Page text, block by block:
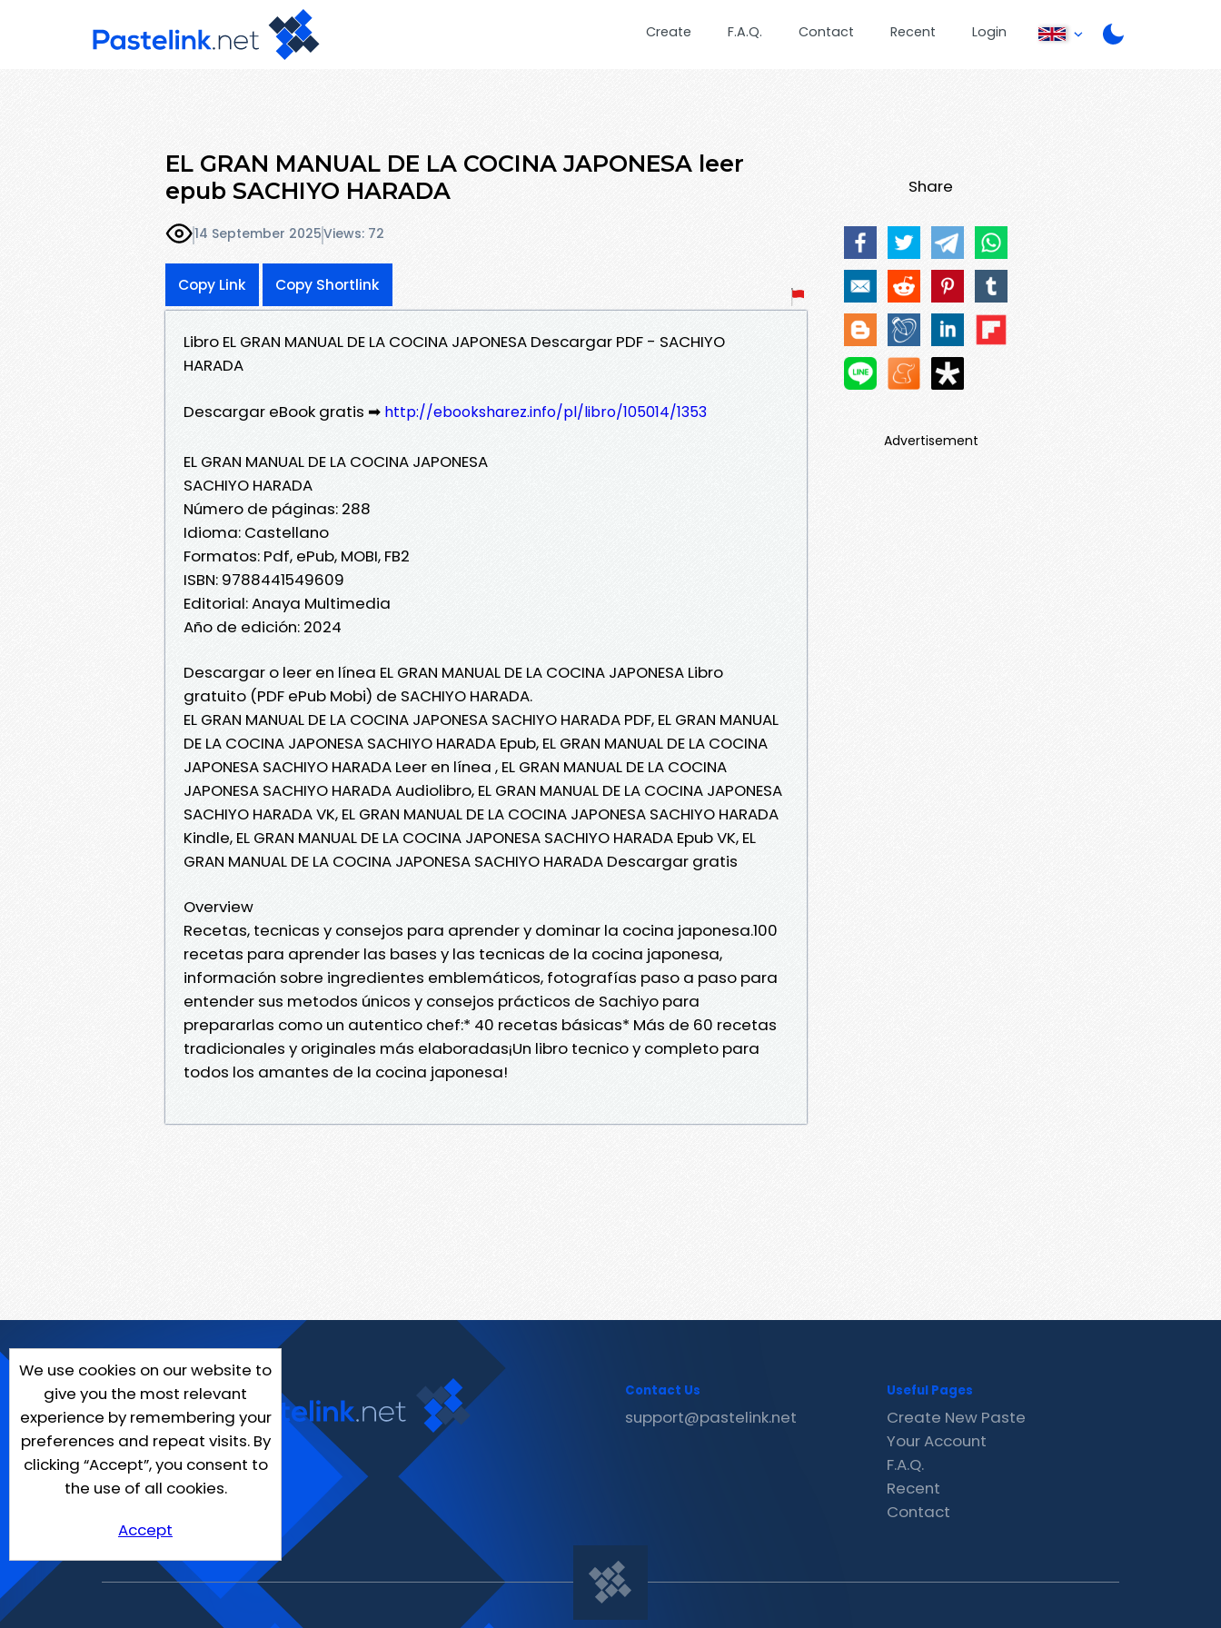
Create F.A.Q. Contact Recent Login
EL GRAN MANUAL DE LA COCINA JAPONESA leer
epub SACHIYO HARADA
14 September 2025Views: 72
Copy Link Copy Shortlink
Libro EL GRAN MANUAL DE LA COCINA JAPONESA Descargar PDF - SACHIYO
HARADA
Descargar eBook gratis ➡ http://ebooksharez.info/pl/libro/105014/1353
EL GRAN MANUAL DE LA COCINA JAPONESA
SACHIYO HARADA
Número de páginas: 288
Idioma: Castellano
Formatos: Pdf, ePub, MOBI, FB2
ISBN: 9788441549609
Editorial: Anaya Multimedia
Año de edición: 2024
Descargar o leer en línea EL GRAN MANUAL DE LA COCINA JAPONESA Libro
gratuito (PDF ePub Mobi) de SACHIYO HARADA.
EL GRAN MANUAL DE LA COCINA JAPONESA SACHIYO HARADA PDF, EL GRAN MANUAL
DE LA COCINA JAPONESA SACHIYO HARADA Epub, EL GRAN MANUAL DE LA COCINA
JAPONESA SACHIYO HARADA Leer en línea , EL GRAN MANUAL DE LA COCINA
JAPONESA SACHIYO HARADA Audiolibro, EL GRAN MANUAL DE LA COCINA JAPONESA
SACHIYO HARADA VK, EL GRAN MANUAL DE LA COCINA JAPONESA SACHIYO HARADA
Kindle, EL GRAN MANUAL DE LA COCINA JAPONESA SACHIYO HARADA Epub VK, EL
GRAN MANUAL DE LA COCINA JAPONESA SACHIYO HARADA Descargar gratis
Overview
Recetas, tecnicas y consejos para aprender y dominar la cocina japonesa.100
recetas para aprender las bases y las tecnicas de la cocina japonesa,
información sobre ingredientes emblemáticos, fotografías paso a paso para
entender sus metodos únicos y consejos prácticos de Sachiyo para
prepararlas como un autentico chef:* 40 recetas básicas* Más de 60 recetas
tradicionales y originales más elaboradas¡Un libro tecnico y completo para
todos los amantes de la cocina japonesa!
Share
Advertisement
We use cookies on our website to
give you the most relevant
experience by remembering your
preferences and repeat visits. By
clicking “Accept”, you consent to
the use of all cookies.
Accept
Contact Us
support@pastelink.net
Useful Pages
Create New Paste
Your Account
F.A.Q.
Recent
Contact